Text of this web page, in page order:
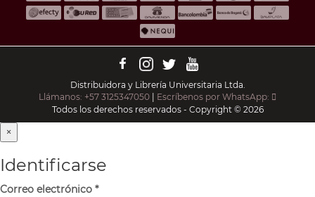
Distribuidora y Librería Universitaria Ltda.
Llámanos: +57 3125347050
Escríbenos por WhatsApp:
Todos los derechos reservados - Copyright © 2026
×
Identificarse
Correo electrónico *